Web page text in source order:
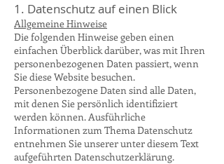
1. Datenschutz auf einen Blick
Allgemeine Hinweise
Die folgenden Hinweise geben einen
einfachen Überblick darüber, was mit Ihren
personenbezogenen Daten passiert, wenn
Sie diese Website besuchen.
Personenbezogene Daten sind alle Daten,
mit denen Sie persönlich identifiziert
werden können. Ausführliche
Informationen zum Thema Datenschutz
entnehmen Sie unserer unter diesem Text
aufgeführten Datenschutzerklärung.